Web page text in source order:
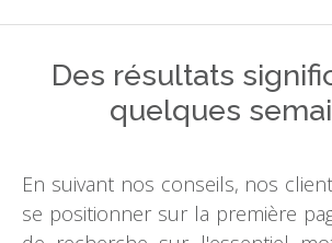
Des résultats
quelques
En suivant nos conseils, nos
se positionner sur la première